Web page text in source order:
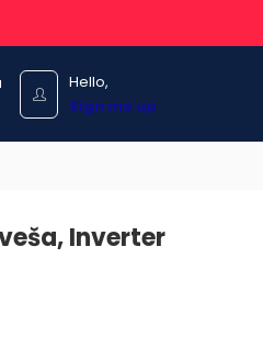
Hello,
Sign me up
Inverter